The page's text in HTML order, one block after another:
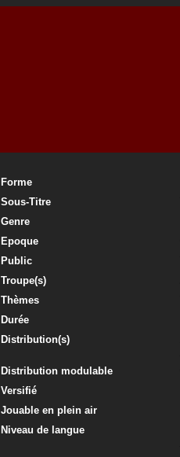
Forme
Sous-Titre
Genre
Epoque
Public
Troupe(s)
Thèmes
Durée
Distribution(s)
Distribution modulable
Versifié
Jouable en plein air
Niveau de langue